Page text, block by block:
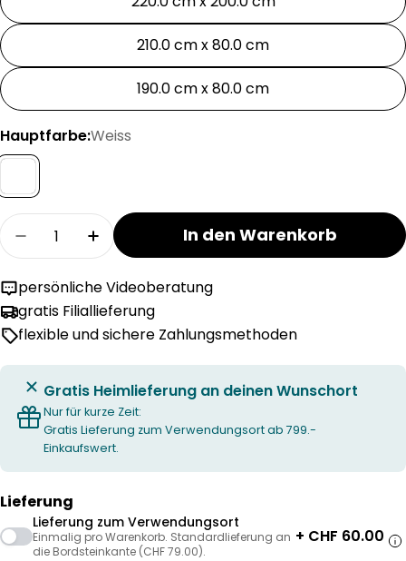
210.0 cm x 80.0 cm
190.0 cm x 80.0 cm
Hauptfarbe:Weiss
Menge
Menge für robusta ELANBASIC II S firm
Menge für robusta ELANBASIC II S
In den Warenkorb
persönliche Videoberatung
gratis Filiallieferung
flexible und sichere Zahlungsmethoden
Gratis Heimlieferung an deinen Wunschort
Nur für kurze Zeit:
Gratis Lieferung zum Verwendungsort ab 799.-
Einkaufswert.
Lieferung
Lieferung zum Verwendungsort
Einmalig pro Warenkorb. Standardlieferung an
die Bordsteinkante (CHF 79.00).
+ CHF 60.00